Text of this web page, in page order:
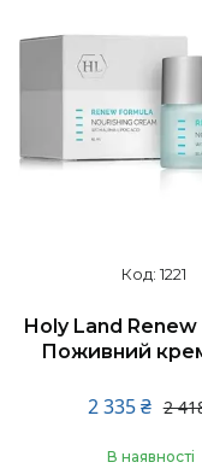
1221
Holy Land
Поживний
2
2 335 ₴
В наявності